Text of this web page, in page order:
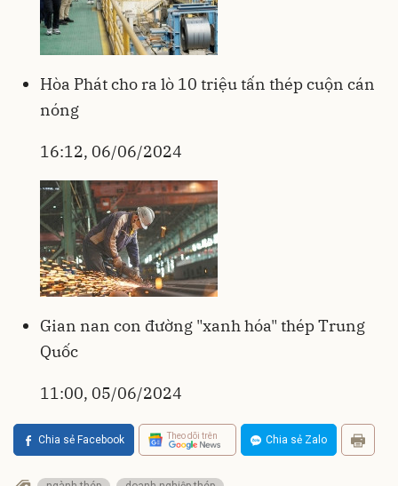
Hòa Phát cho ra lò 10 triệu tấn thép cuộn cán
nóng
16:12, 06/06/2024
Gian nan con đường "xanh hóa" thép Trung
Quốc
11:00, 05/06/2024
Chia sẻ Facebook Theo dõi trên Chia sẻ Zalo